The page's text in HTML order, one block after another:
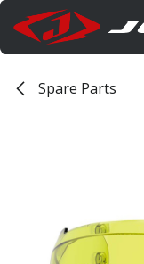
Overslaan naar inhoud
Spare Parts